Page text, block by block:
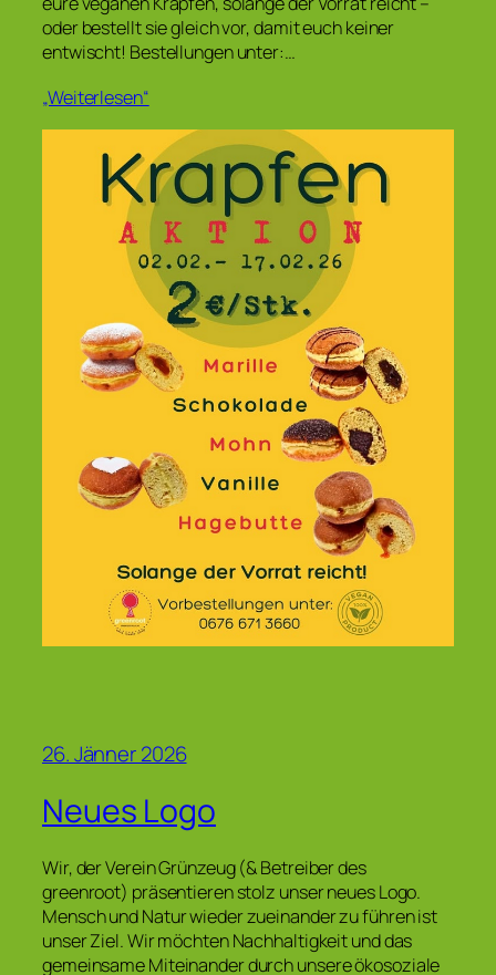
oder bestellt sie gleich vor, damit euch keiner
entwischt! Bestellungen unter:…
„Weiterlesen“
26. Jänner 2026
Neues Logo
Wir, der Verein Grünzeug (& Betreiber des
greenroot) präsentieren stolz unser neues Logo.
Mensch und Natur wieder zueinander zu führen ist
unser Ziel. Wir möchten Nachhaltigkeit und das
gemeinsame Miteinander durch unsere ökosoziale